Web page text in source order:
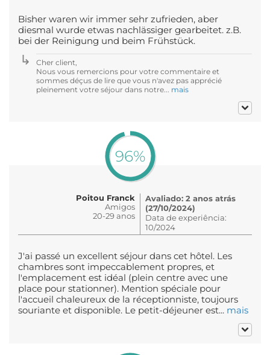
Bisher waren wir immer sehr zufrieden, aber
diesmal wurde etwas nachlässiger gearbeitet. z.B.
bei der Reinigung und beim Frühstück.
Cher client,
Nous vous remercions pour votre commentaire et
sommes déçus de lire que vous n'avez pas apprécié
pleinement votre séjour dans notre... mais
96%
Poitou Franck
Amigos
20-29 anos
Avaliado: 2 anos atrás
(27/10/2024)
Data de experiência:
10/2024
J'ai passé un excellent séjour dans cet hôtel. Les
chambres sont impeccablement propres, et
l'emplacement est idéal (plein centre avec une
place pour stationner). Mention spéciale pour
l'accueil chaleureux de la réceptionniste, toujours
souriante et disponible. Le petit-déjeuner est... mais